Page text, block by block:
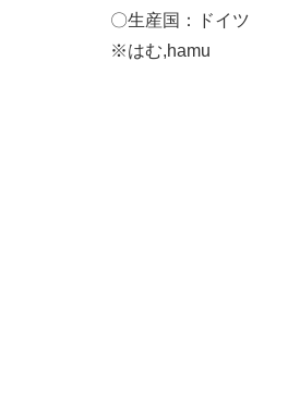
〇生産国：ドイツ
※はむ,hamu